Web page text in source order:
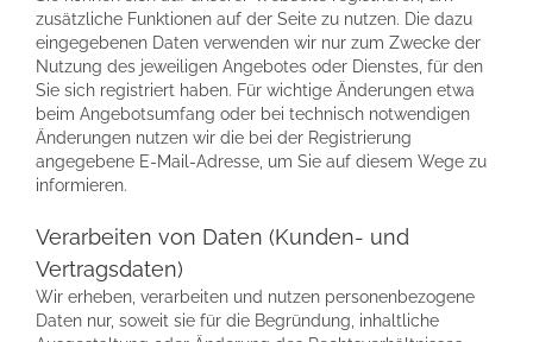
zusätzliche Funktionen auf der Seite zu nutzen. Die dazu
eingegebenen Daten verwenden wir nur zum Zwecke der
Nutzung des jeweiligen Angebotes oder Dienstes, für den
Sie sich registriert haben. Für wichtige Änderungen etwa
beim Angebotsumfang oder bei technisch notwendigen
Änderungen nutzen wir die bei der Registrierung
angegebene E-Mail-Adresse, um Sie auf diesem Wege zu
informieren.
Verarbeiten von Daten (Kunden- und
Vertragsdaten)
Wir erheben, verarbeiten und nutzen personenbezogene
Daten nur, soweit sie für die Begründung, inhaltliche